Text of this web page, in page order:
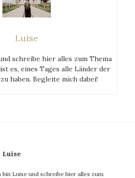
Luise
schreibe hier alles zum Thema
es, eines Tages alle Länder der
haben. Begleite mich dabei!
bin Luise und schreibe hier alles zum